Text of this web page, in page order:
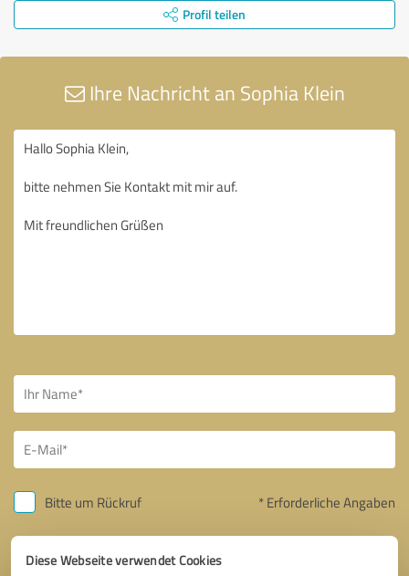
Diese Webseite verwendet Cookies
Profil teilen
Ihre Nachricht an Sophia Klein
Bitte um Rückruf * Erforderliche Angaben
Nachricht senden